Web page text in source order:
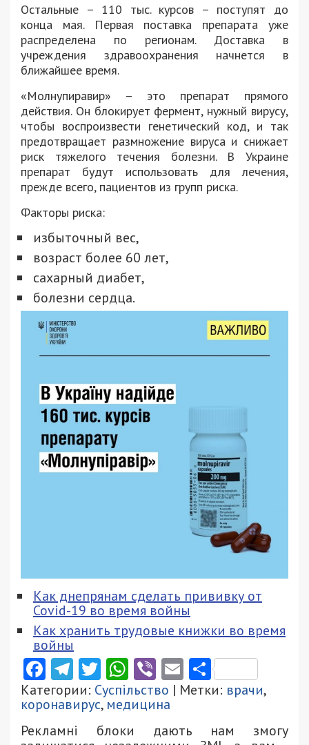
Остальные – 110 тыс. курсов – поступят до
конца мая. Первая поставка препарата уже
распределена по регионам. Доставка в
учреждения здравоохранения начнется в
ближайшее время.
«Молнупиравир» – это препарат прямого
действия. Он блокирует фермент, нужный вирусу,
чтобы воспроизвести генетический код, и так
предотвращает размножение вируса и снижает
риск тяжелого течения болезни. В Украине
препарат будут использовать для лечения,
прежде всего, пациентов из групп риска.
Факторы риска:
избыточный вес,
возраст более 60 лет,
сахарный диабет,
болезни сердца.
Как днепрянам сделать прививку от
Covid-19 во время войны
Как хранить трудовые книжки во время
войны
Facebook
Telegram
Twitter
WhatsApp
ViberEmail
Категории: Суспільство | Метки: врачи,
коронавирус, медицина
Рекламні блоки дають нам змогу